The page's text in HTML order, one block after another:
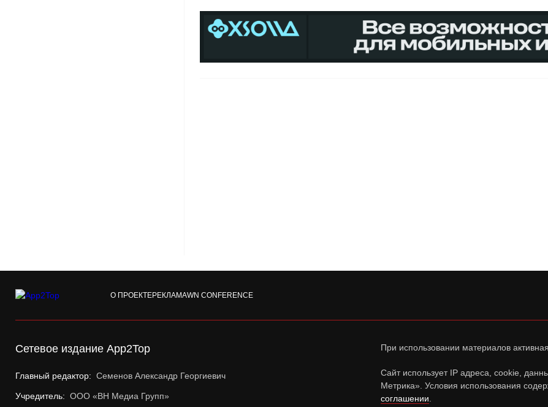
О ПРОЕКТЕРЕКЛАМАWN CONFERENCE
Сетевое издание App2Top
Главный редактор: Семенов Александр Георгиевич
Учредитель: ООО «ВН Медиа Групп»
При использовании материалов
Сайт использует IP адреса, cookie,
Метрика». Условия использования
соглашении